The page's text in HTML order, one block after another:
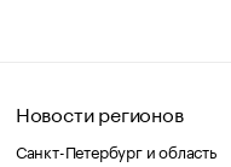
Новости регионов
Санкт-Петербург и область